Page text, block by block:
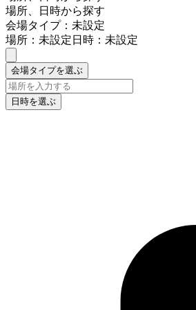
場所、日時から探す
会場タイプ：未設定
場所：未設定日時：未設定
会場タイプを選ぶ
日時を選ぶ